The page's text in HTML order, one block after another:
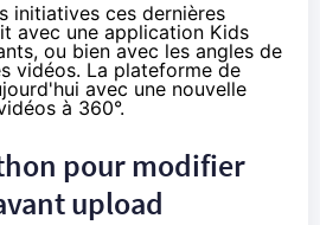
initiatives ces dernières
avec une application Kids
ou bien avec les angles de
vidéos. La plateforme de
avec une nouvelle
à 360°.
pour modifier
upload